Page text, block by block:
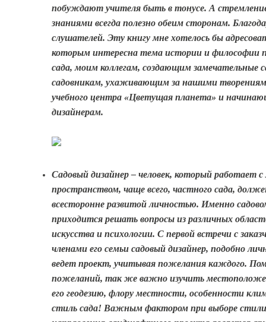
побуждают учителя быть в тонусе. А
знаниями всегда полезно обеим сторонам.
слушателей. Эту книгу мне хотелось бы
которым интересна тема истории и философии
сада, моим коллегам, создающим замечательные
садовникам, ухаживающим за нашими
учебного центра «Цветущая планета» и
дизайнерам.
Садовый дизайнер – человек, который работает
пространством, чаще всего, частного сада,
всесторонне развитой личностью. Именно
приходится решать вопросы из различных
искусства и психологии. С первой встречи с
членами его семьи садовый дизайнер, подобно
ведет проект, учитывая пожелания каждого.
пожеланий, так же важно изучить
его геодезию, флору местности, особенности
стиль сада! Важным фактором при выборе